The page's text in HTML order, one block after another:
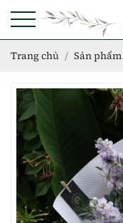
Trang chủ Sản phẩm